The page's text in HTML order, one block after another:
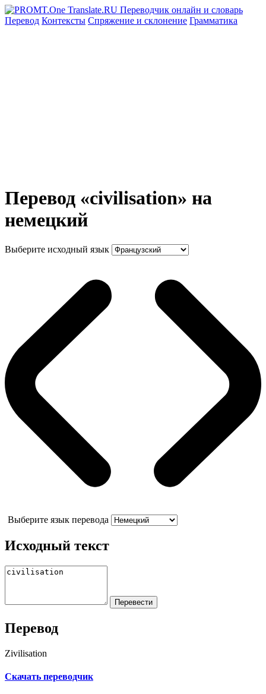
Перевод Контексты Спряжение и склонение Грамматика
Перевод «civilisation» на
немецкий
Выберите исходный язык
Выберите язык перевода
Исходный текст
Перевод
Zivilisation
Скачать переводчик